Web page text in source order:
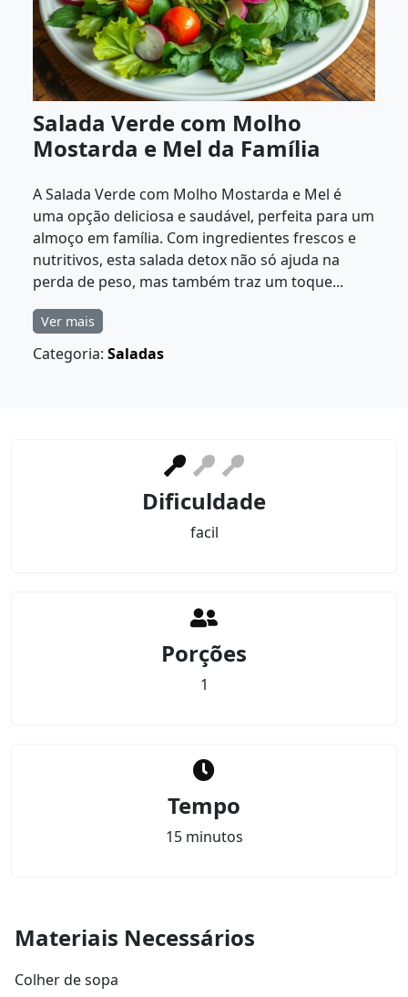
Salada Verde com Molho
Mostarda e Mel da Família
A Salada Verde com Molho Mostarda e Mel é
uma opção deliciosa e saudável, perfeita para um
almoço em família. Com ingredientes frescos e
nutritivos, esta salada detox não só ajuda na
perda de peso, mas também traz um toque...
Ver mais
Categoria: Saladas
Dificuldade
facil
Porções
1
Tempo
15 minutos
Materiais Necessários
Colher de sopa